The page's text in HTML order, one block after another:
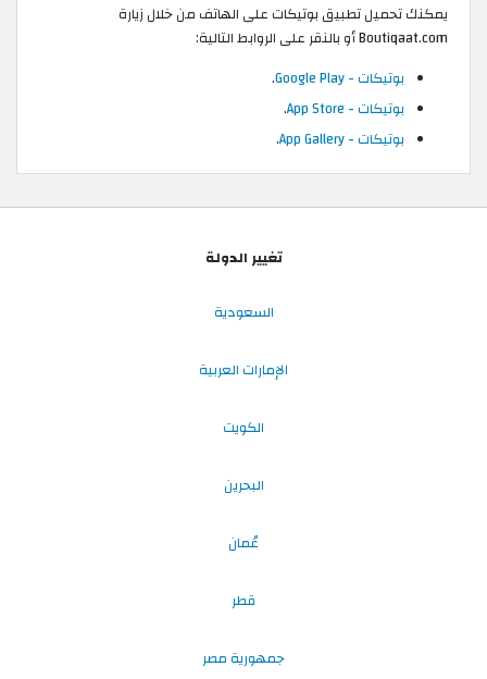
يمكنك تحميل تطبيق بوتيكات على الهاتف من خلال زيارة
Boutiqaat.com أو بالنقر على الروابط التالية:
بوتيكات - Google Play
.
بوتيكات - App Store
.
بوتيكات - App Gallery
.
تغيير الدولة
السعودية
الإمارات العربية
الكويت
البحرين
عُمان
قطر
جمهورية مصر